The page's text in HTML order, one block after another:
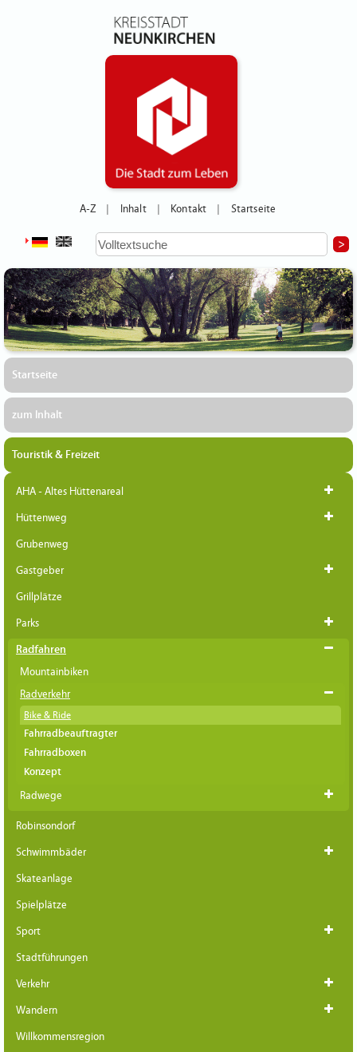
A-Z Inhalt Kontakt Startseite
Startseite
zum Inhalt
Touristik & Freizeit
AHA - Altes Hüttenareal
Hüttenweg
Grubenweg
Gastgeber
Grillplätze
Parks
Radfahren
Mountainbiken
Radverkehr
Bike & Ride
Fahrradbeauftragter
Fahrradboxen
Konzept
Radwege
Robinsondorf
Schwimmbäder
Skateanlage
Spielplätze
Sport
Stadtführungen
Verkehr
Wandern
Willkommensregion